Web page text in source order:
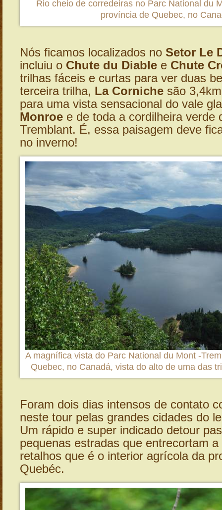
Rio cheio de corredeiras no Parc National du
província de Quebec, no
Nós ficamos localizados no Setor Le
incluiu o Chute du Diable e Chute
trilhas fáceis e curtas para ver duas
terceira trilha, La Corniche são
para uma vista sensacional do vale
Monroe e de toda a cordilheira verde
Tremblant. É, essa paisagem deve
no inverno!
A magnífica vista do Parc National du Mont -
Quebec, no Canadá, vista do alto de uma das
Foram dois dias intensos de contato
neste tour pelas grandes cidades do
Um rápido e super indicado detour
pequenas estradas que entrecortam a
retalhos que é o interior agrícola da
Quebéc.